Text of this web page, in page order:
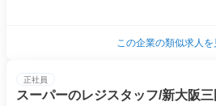
この企業の類似求人を
正社員
スーパーのレジスタッフ/新大阪